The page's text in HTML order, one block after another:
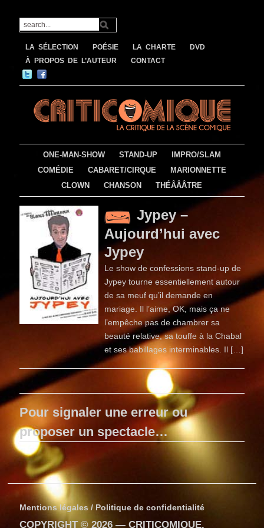
LA SÉLECTION POÉSIE LA CHARTE
DVD
À PROPOS DE L’AUTEUR
CONTACT
ONE-MAN-SHOW STAND-UP
IMPRO/SLAM
COMÉDIE
CABARET/CIRQUE
MARIONNETTE
CLOWN
CHANSON THÉÂÂÂTRE
Jypey –
Aujourd’hui avec
Jypey
Le show de confessions stand-up de
Jypey tourne essentiellement autour
de sa meuf qu’il demande en
mariage. Il l’aime, OK, mais ça ne
l’empêche pas de chambrer sa
beauté relative, sa touffe à la Chabal
et ses babillages interminables. Il […]
Pour signaler une erreur ou
proposer un spectacle…
Mentions légales / Politique de confidentialité
COPYRIGHT © 2026 —CRITICOMIQUE.